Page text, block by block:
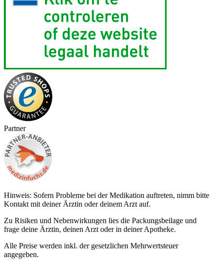
Partner
Hinweis: Sofern Probleme bei der Medikation auftreten, nimm bitte
Kontakt mit deiner Ärztin oder deinem Arzt auf.
Zu Risiken und Nebenwirkungen lies die Packungsbeilage und
frage deine Ärztin, deinen Arzt oder in deiner Apotheke.
Alle Preise werden inkl. der gesetzlichen Mehrwertsteuer
angegeben.